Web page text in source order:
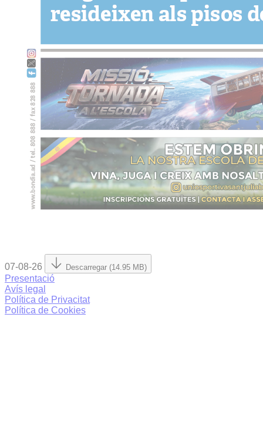
07-08-26 Descarregar (14.95 MB)
Presentació
Avís legal
Política de Privacitat
Política de Cookies